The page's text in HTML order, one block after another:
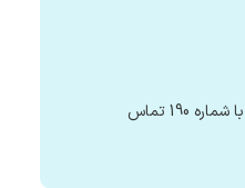
سلام لطفا در ساعات اداری با شماره 190 تماس